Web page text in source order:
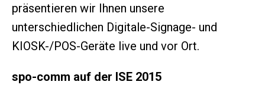
präsentieren wir Ihnen unsere
unterschiedlichen Digitale-Signage- und
KIOSK-/POS-Geräte live und vor Ort.
spo-comm auf der ISE 2015